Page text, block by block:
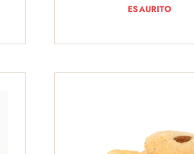
ESAURITO